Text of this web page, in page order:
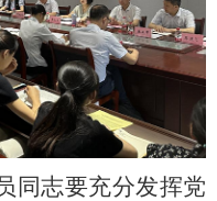
同志要充分发挥党